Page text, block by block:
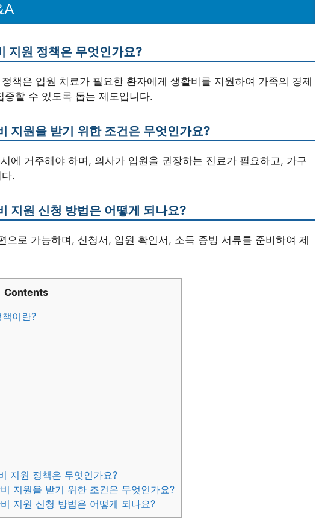
지원 정책은 무엇인가요?
책은 입원 치료가 필요한 환자에게 생활비를 지원하여 가족의 경제
할 수 있도록 돕는 제도입니다.
지원을 받기 위한 조건은 무엇인가요?
에 거주해야 하며, 의사가 입원을 권장하는 진료가 필요하고, 가구
.
지원 신청 방법은 어떻게 되나요?
으로 가능하며, 신청서, 입원 확인서, 소득 증빙 서류를 준비하여 제
Contents
이란?
지원 정책은 무엇인가요?
지원을 받기 위한 조건은 무엇인가요?
지원 신청 방법은 어떻게 되나요?